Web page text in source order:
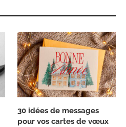
30 idées de messages
pour vos cartes de vœux